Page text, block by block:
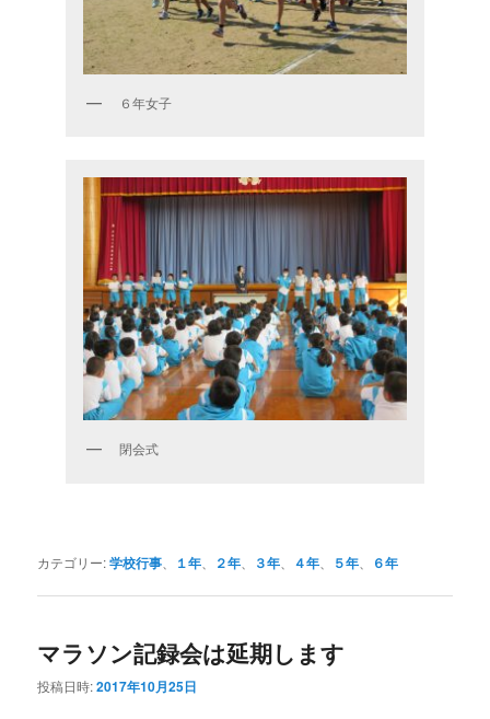
６年女子
閉会式
カテゴリー:学校行事 １年 ２年 ３年 ４年 ５年 ６年
マラソン記録会は延期します
投稿日時:2017年10月25日